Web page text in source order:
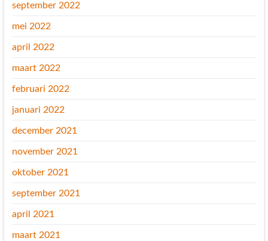
september 2022
mei 2022
april 2022
maart 2022
februari 2022
januari 2022
december 2021
november 2021
oktober 2021
september 2021
april 2021
maart 2021